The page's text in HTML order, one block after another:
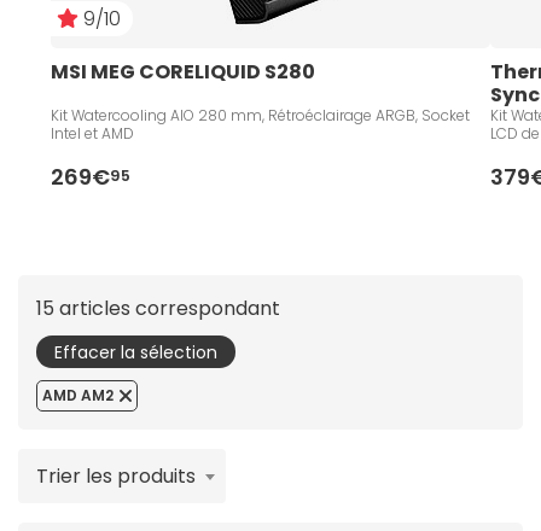
9/10
MSI MEG CORELIQUID S280
Kit Watercooling AIO 280 mm, Rétroéclairage ARGB, Socket
Intel et AMD
269€95
Kit
LCD
15 articles correspondant
Effacer la sélection
AMD AM2
Trier les produits